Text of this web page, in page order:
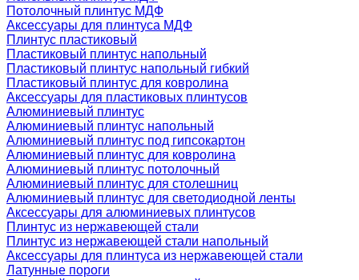
Потолочный плинтус МДФ
Аксессуары для плинтуса МДФ
Плинтус пластиковый
Пластиковый плинтус напольный
Пластиковый плинтус напольный гибкий
Пластиковый плинтус для ковролина
Аксессуары для пластиковых плинтусов
Алюминиевый плинтус
Алюминиевый плинтус напольный
Алюминиевый плинтус под гипсокартон
Алюминиевый плинтус для ковролина
Алюминиевый плинтус потолочный
Алюминиевый плинтус для столешниц
Алюминиевый плинтус для светодиодной ленты
Аксессуары для алюминиевых плинтусов
Плинтус из нержавеющей стали
Плинтус из нержавеющей стали напольный
Аксессуары для плинтуса из нержавеющей стали
Латунные пороги